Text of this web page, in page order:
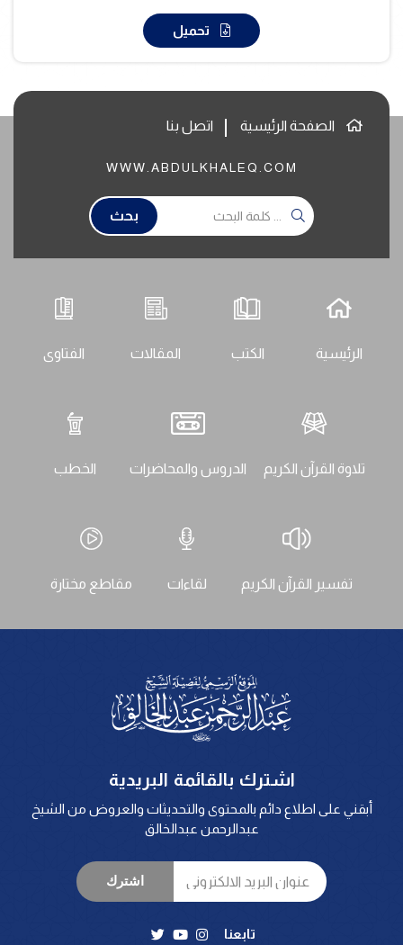
تحميل
الصفحة الرئيسية اتصل بنا
WWW.ABDULKHALEQ.COM
بحث
الرئيسية الكتب المقالات الفتاوى
تلاوة القرآن الكريم الدروس والمحاضرات الخطب
تفسير القرآن الكريم لقاءات مقاطع مختارة
اشترك بالقائمة البريدية
أبقني على اطلاع دائم بالمحتوى والتحديثات والعروض من الشيخ
عبدالرحمن عبدالخالق
اشترك
تابعنا